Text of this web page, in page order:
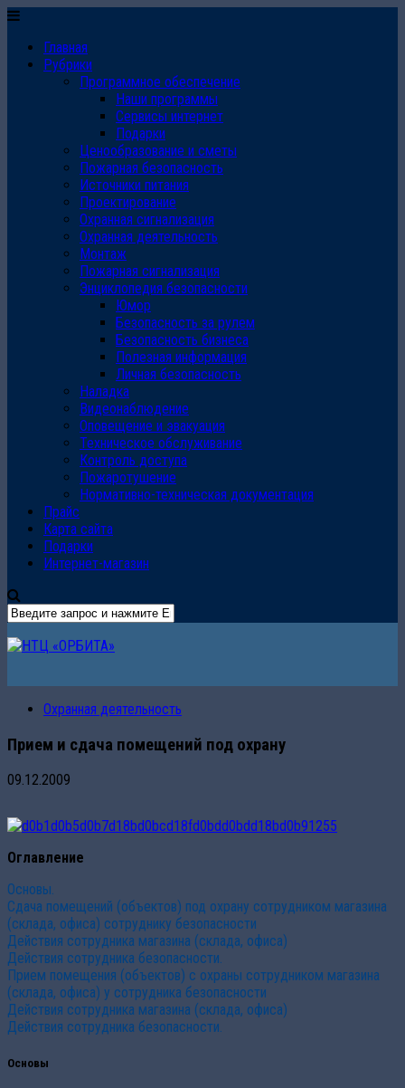
Главная
Рубрики
Программное обеспечение
Наши программы
Сервисы интернет
Подарки
Ценообразование и сметы
Пожарная безопасность
Источники питания
Проектирование
Охранная сигнализация
Охранная деятельность
Монтаж
Пожарная сигнализация
Энциклопедия безопасности
Юмор
Безопасность за рулем
Безопасность бизнеса
Полезная информация
Личная безопасность
Наладка
Видеонаблюдение
Оповещение и эвакуация
Техническое обслуживание
Контроль доступа
Пожаротушение
Нормативно-техническая документация
Прайс
Карта сайта
Подарки
Интернет-магазин
Охранная деятельность
Прием и сдача помещений под охрану
09.12.2009
Оглавление
Основы.
Сдача помещений (объектов) под охрану сотрудником магазина
(склада, офиса) сотруднику безопасности
Действия сотрудника магазина (склада, офиса)
Действия сотрудника безопасности.
Прием помещения (объектов) с охраны сотрудником магазина
(склада, офиса) у сотрудника безопасности
Действия сотрудника магазина (склада, офиса)
Действия сотрудника безопасности.
Основы